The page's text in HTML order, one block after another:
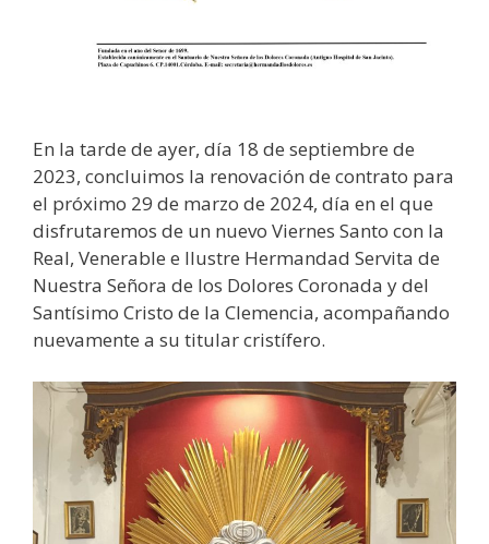
En la tarde de ayer, día 18 de septiembre de
2023, concluimos la renovación de contrato para
el próximo 29 de marzo de 2024, día en el que
disfrutaremos de un nuevo Viernes Santo con la
Real, Venerable e Ilustre Hermandad Servita de
Nuestra Señora de los Dolores Coronada y del
Santísimo Cristo de la Clemencia, acompañando
nuevamente a su titular cristífero.